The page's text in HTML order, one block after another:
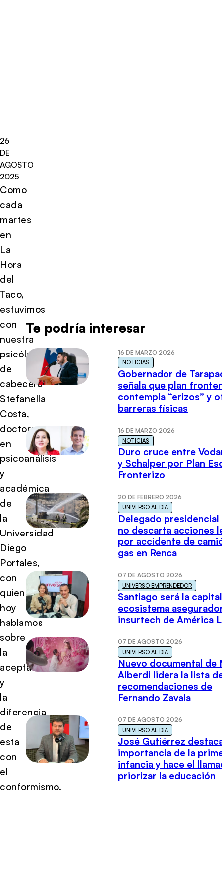
26
DE
AGOSTO
2025
Como
cada
martes
en
La
Hora
del
Taco,
estuvimos
con
nuestra
psicóloga
de
cabecera
Stefanella
Costa,
doctora
en
psicoanálisis
y
académica
de
la
Universidad
Diego
Portales,
con
quien
hoy
hablamos
sobre
la
aceptación
y
la
diferencia
de
esta
con
el
conformismo.
Te podría interesar
16 DE MARZO 2026
NOTICIAS
Gobernador de
señala que plan
contempla “erizos” y
barreras físicas
16 DE MARZO 2026
NOTICIAS
Duro cruce entre
y Schalper por Plan
Fronterizo
20 DE FEBRERO 2026
UNIVERSO AL DÍA
Delegado presidencial
no descarta acciones
por accidente de
gas en Renca
07 DE AGOSTO 2026
UNIVERSO EMPRENDEDOR
Santiago será la
ecosistema
insurtech de América
07 DE AGOSTO 2026
UNIVERSO AL DÍA
Nuevo documental de
Alberdi lidera la lista
recomendaciones de
Fernando Zavala
07 DE AGOSTO 2026
UNIVERSO AL DÍA
José Gutiérrez
importancia de la
infancia y hace el
priorizar la educación